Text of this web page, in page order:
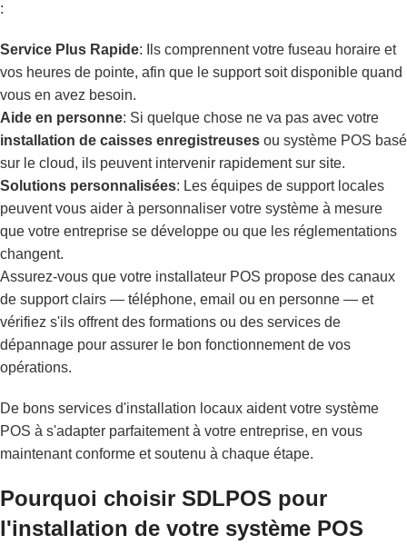
:
Service Plus Rapide: Ils comprennent votre fuseau horaire et
vos heures de pointe, afin que le support soit disponible quand
vous en avez besoin.
Aide en personne: Si quelque chose ne va pas avec votre
installation de caisses enregistreuses ou système POS basé
sur le cloud, ils peuvent intervenir rapidement sur site.
Solutions personnalisées: Les équipes de support locales
peuvent vous aider à personnaliser votre système à mesure
que votre entreprise se développe ou que les réglementations
changent.
Assurez-vous que votre installateur POS propose des canaux
de support clairs — téléphone, email ou en personne — et
vérifiez s'ils offrent des formations ou des services de
dépannage pour assurer le bon fonctionnement de vos
opérations.
De bons services d'installation locaux aident votre système
POS à s'adapter parfaitement à votre entreprise, en vous
maintenant conforme et soutenu à chaque étape.
Pourquoi choisir SDLPOS pour
l'installation de votre système POS